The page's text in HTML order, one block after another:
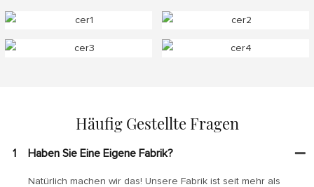
Häufig Gestellte Fragen
1 Haben Sie Eine Eigene Fabrik?
Natürlich machen wir das! Unsere Fabrik ist seit mehr als